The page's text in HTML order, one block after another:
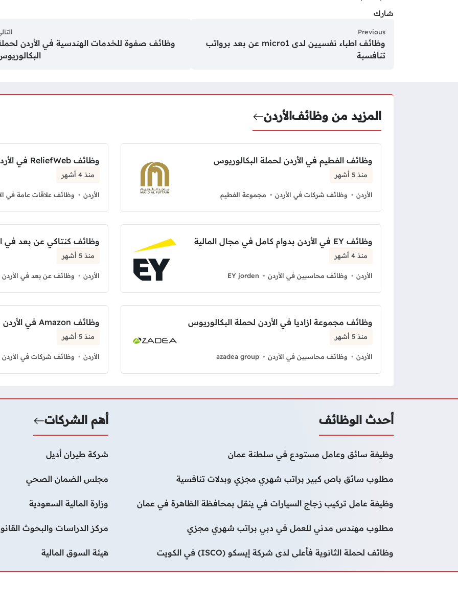
شارك
Previous
وظائف اطباء نفسيين لدى micro1 عن بعد برواتب
تنافسبة
وظائف صفوة للخدمات الهندسية في الأردن
المزيد من وظائفالأردن
وظائف الفطيم في الأردن لحملة البكالوريوس
منذ 5 أشهر
الأردن وظائف شركات في الأردن مجموعة الفطيم
وظائف ReliefWeb في الأردن بدوام كامل
منذ 4 أشهر
الأردن وظائف علاقات عامة في
وظائف EY في الأردن بدوام كامل في مجال المالية
منذ 4 أشهر
الأردن وظائف محاسبين في الأردن EY jorden
وظائف كنتاكي عن بعد في
منذ 5 أشهر
الأردن وظائف عن بعد في الأردن
وظائف مجموعة ازاديا في الأردن لحملة البكالوريوس
منذ 5 أشهر
الأردن وظائف محاسبين في الأردن azadea group
وظائف Amazon في الأردن بدوام كامل
منذ 5 أشهر
الأردن وظائف شركات في الأردن
أحدث الوظائف
وظيفة سائق وعامل مستودع في سلطنة عمان
مطلوب سائق باص كبير براتب شهري مجزي وبدلات تنافسية
وظيفة عامل تركيب زجاج السيارات في ينقل بمحافظة الظاهرة في عمان
مطلوب مهندس مدني للعمل في دبي براتب شهري مجزي
وظائف لحملة الثانوية فأعلى لدى شركة إيسكو (ISCO) في الكويت
أهم الشركات
شركة طيران أديل
مجلس الضمان الصحي
وزارة المالية السعودية
مركز الدراسات والبحوث
هيئة السوق المالية